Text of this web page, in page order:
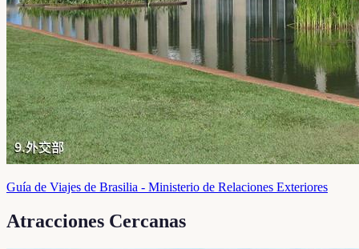
Guía de Viajes de Brasilia - Ministerio de Relaciones Exteriores
Atracciones Cercanas